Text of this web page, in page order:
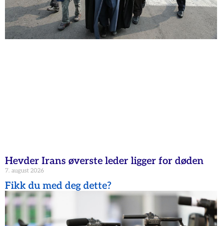
Hevder Irans øverste leder ligger for døden
7. august 2026
Fikk du med deg dette?